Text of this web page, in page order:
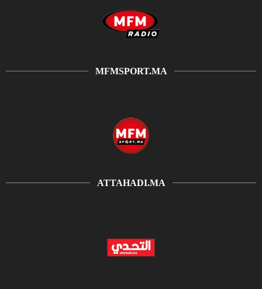
MFMSPORT.MA
ATTAHADI.MA